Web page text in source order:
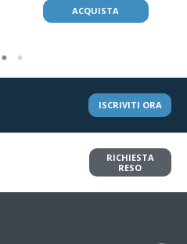
ACQUISTA
ISCRIVITI ORA
RICHIESTA
RESO